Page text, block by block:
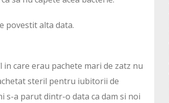
povestit alta data.
care erau pachete mari de zatz nu
steril pentru iubitorii de
s-a parut dintr-o data ca dam si noi